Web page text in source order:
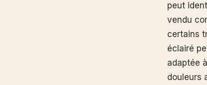
peut
vendu
certains
éclairé
adaptée
douleurs